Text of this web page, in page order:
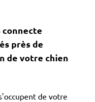
connecte
près de
de votre chien
de votre